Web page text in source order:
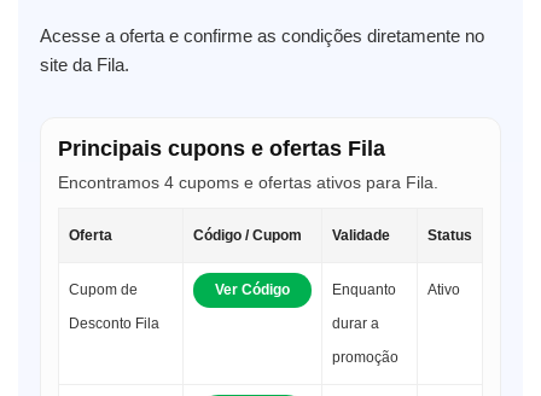
Acesse a oferta e confirme as condições diretamente no
site da Fila.
Principais cupons e ofertas Fila
Encontramos 4 cupoms e ofertas ativos para Fila.
Oferta Código / Cupom Validade Status
Cupom de
Desconto Fila
Ver Código
Enquanto
durar a
promoção
Ativo